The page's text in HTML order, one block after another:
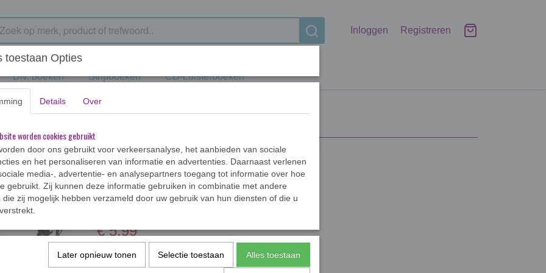
Inloggen Registreren
Div. boeken Stripboeken CD-Luisterboeken
Pippi Langkous
€ 5,99
Op voorraad
toestaan Opties
Details Over
worden cookies gebruikt
door ons gebruikt voor verkeersanalyse, het aanbieden van sociale
en het personaliseren van informatie en advertenties. Daarnaast verlenen
media-, advertentie- en analysepartners toegang tot informatie over hoe
gebruikt. Zij kunnen deze informatie gebruiken in combinatie met andere
die zij mogelijk hebben verzameld door uw gebruik van hun diensten of die u
Later opnieuw tonen Selectie toestaan Alles toestaan